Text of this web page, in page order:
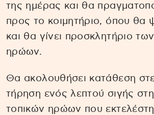
της ημέρας και θα
προς το κοιμητήριο, όπου θα
και θα γίνει προσκλητήριο
ηρώων.
Θα ακολουθήσει κατάθεση
τήρηση ενός λεπτού σιγής
τοπικών ηρώων που